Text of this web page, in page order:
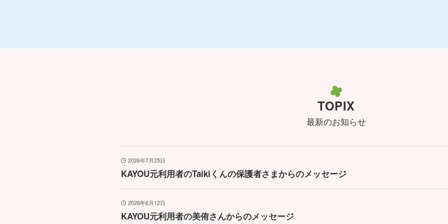
TOPIX
最新のお知らせ
2026年7月25日
KAYOU元利用者のTaikiくんの保護者さまからのメッセージ
2026年6月12日
KAYOU元利用者の美侑さんからのメッセージ